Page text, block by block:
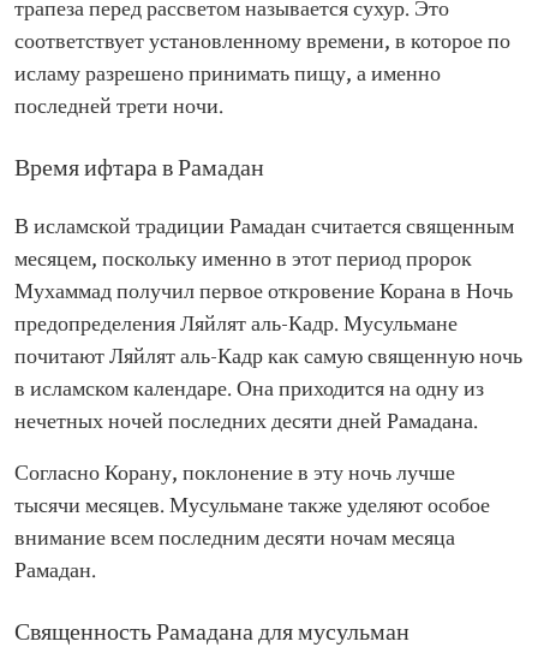
трапеза перед рассветом называется сухур. Это
соответствует установленному времени, в которое по
исламу разрешено принимать пищу, а именно
последней трети ночи.
Время ифтара в Рамадан
В исламской традиции Рамадан считается священным
месяцем, поскольку именно в этот период пророк
Мухаммад получил первое откровение Корана в Ночь
предопределения Ляйлят аль-Кадр. Мусульмане
почитают Ляйлят аль-Кадр как самую священную ночь
в исламском календаре. Она приходится на одну из
нечетных ночей последних десяти дней Рамадана.
Согласно Корану, поклонение в эту ночь лучше
тысячи месяцев. Мусульмане также уделяют особое
внимание всем последним десяти ночам месяца
Рамадан.
Священность Рамадана для мусульман